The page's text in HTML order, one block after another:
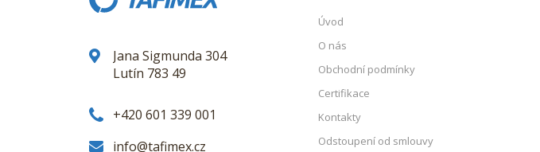
Jana Sigmunda 304
Lutín 783 49
+420 601 339 001
info@tafimex.cz
Úvod
O nás
Obchodní podmínky
Certifikace
Kontakty
Odstoupení od smlouvy